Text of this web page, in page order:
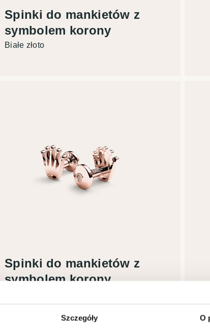
Szczegóły O
Spinki do mankietów z
symbolem korony
Białe złoto
Spinki do mankietów z
symbolem korony